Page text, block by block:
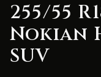
255/55
Nokian
SUV